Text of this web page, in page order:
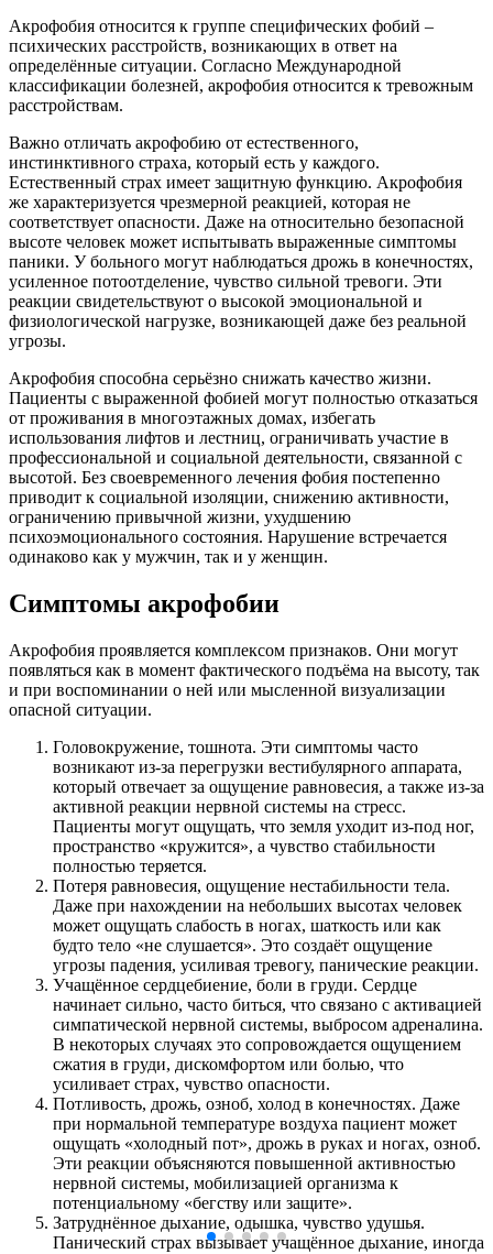
Акрофобия относится к группе специфических фобий –
психических расстройств, возникающих в ответ на
определённые ситуации. Согласно Международной
классификации болезней, акрофобия относится к тревожным
расстройствам.
Важно отличать акрофобию от естественного,
инстинктивного страха, который есть у каждого.
Естественный страх имеет защитную функцию. Акрофобия
же характеризуется чрезмерной реакцией, которая не
соответствует опасности. Даже на относительно безопасной
высоте человек может испытывать выраженные симптомы
паники. У больного могут наблюдаться дрожь в конечностях,
усиленное потоотделение, чувство сильной тревоги. Эти
реакции свидетельствуют о высокой эмоциональной и
физиологической нагрузке, возникающей даже без реальной
угрозы.
Акрофобия способна серьёзно снижать качество жизни.
Пациенты с выраженной фобией могут полностью отказаться
от проживания в многоэтажных домах, избегать
использования лифтов и лестниц, ограничивать участие в
профессиональной и социальной деятельности, связанной с
высотой. Без своевременного лечения фобия постепенно
приводит к социальной изоляции, снижению активности,
ограничению привычной жизни, ухудшению
психоэмоционального состояния. Нарушение встречается
одинаково как у мужчин, так и у женщин.
Симптомы акрофобии
Акрофобия проявляется комплексом признаков. Они могут
появляться как в момент фактического подъёма на высоту, так
и при воспоминании о ней или мысленной визуализации
опасной ситуации.
Головокружение, тошнота. Эти симптомы часто
возникают из-за перегрузки вестибулярного аппарата,
который отвечает за ощущение равновесия, а также из-за
активной реакции нервной системы на стресс.
Пациенты могут ощущать, что земля уходит из-под ног,
пространство «кружится», а чувство стабильности
полностью теряется.
Потеря равновесия, ощущение нестабильности тела.
Даже при нахождении на небольших высотах человек
может ощущать слабость в ногах, шаткость или как
будто тело «не слушается». Это создаёт ощущение
угрозы падения, усиливая тревогу, панические реакции.
Учащённое сердцебиение, боли в груди. Сердце
начинает сильно, часто биться, что связано с активацией
симпатической нервной системы, выбросом адреналина.
В некоторых случаях это сопровождается ощущением
сжатия в груди, дискомфортом или болью, что
усиливает страх, чувство опасности.
Потливость, дрожь, озноб, холод в конечностях. Даже
при нормальной температуре воздуха пациент может
ощущать «холодный пот», дрожь в руках и ногах, озноб.
Эти реакции объясняются повышенной активностью
нервной системы, мобилизацией организма к
потенциальному «бегству или защите».
Затруднённое дыхание, одышка, чувство удушья.
Панический страх вызывает учащённое дыхание, иногда